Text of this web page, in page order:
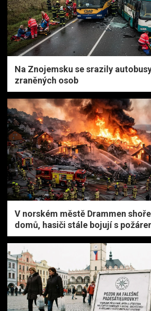
Na Znojemsku se srazily
zraněných osob
V norském městě Drammen
domů, hasiči stále bojují s